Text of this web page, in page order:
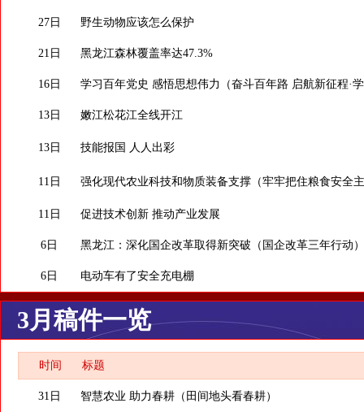
27日 野生动物应该怎么保护
21日 黑龙江森林覆盖率达47.3%
16日 学习百年党史 感悟思想伟力（奋斗百年路 启航新征程·
13日 嫩江松花江全线开江
13日 技能报国 人人出彩
11日 强化现代农业科技和物质装备支撑（牢牢把住粮食安全
11日 促进技术创新 推动产业发展
6日 黑龙江：深化国企改革取得新突破（国企改革三年行动）
6日 电动车有了安全充电棚
3月稿件一览
时间 标题
31日 智慧农业 助力春耕（田间地头看春耕）